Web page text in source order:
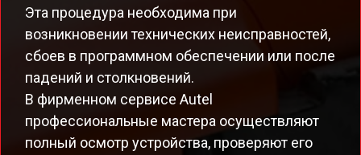
Эта процедура необходима при
возникновении технических неисправностей,
сбоев в программном обеспечении или после
падений и столкновений.
В фирменном сервисе Autel
профессиональные мастера осуществляют
полный осмотр устройства, проверяют его